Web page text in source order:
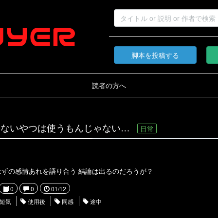
脚本を投稿する
読者の方へ
いやつは使うもんじゃない… 日常
の感情あれを語り合う 結論は出るのだろうが？
0 0
01/12
短気 使用後 同感 途中